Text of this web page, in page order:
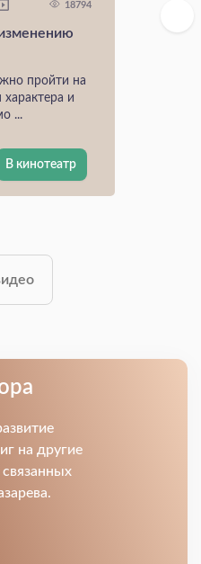
18794
пройти на
характера и
...
В кинотеатр
на другие